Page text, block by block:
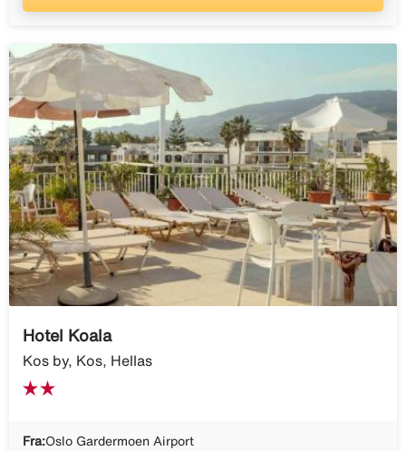
Hotel Koala
Kos by, Kos, Hellas
Fra:Oslo Gardermoen Airport